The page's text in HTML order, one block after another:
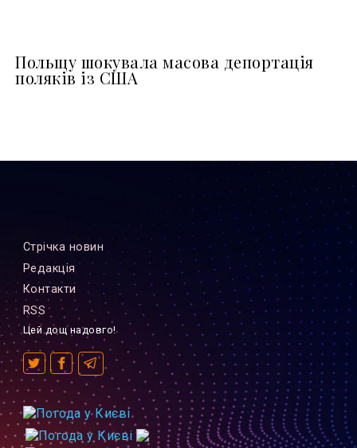
Польщу шокувала масова депортація
поляків із США
Стрiчка новин
Редакцiя
Контакти
RSS
Цей дощ надовго!